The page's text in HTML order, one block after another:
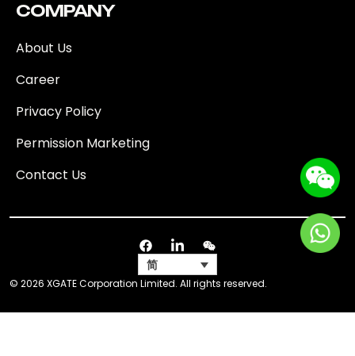
COMPANY
About Us
Career
Privacy Policy
Permission Marketing
Contact Us
© 2026 XGATE Corporation Limited. All rights reserved.
简